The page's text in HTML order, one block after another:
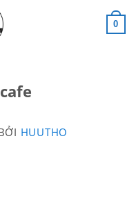
0
HUUTHO